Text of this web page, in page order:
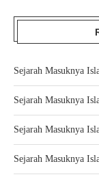
Sejarah Masuknya
Sejarah Masuknya
Sejarah Masuknya
Sejarah Masuknya